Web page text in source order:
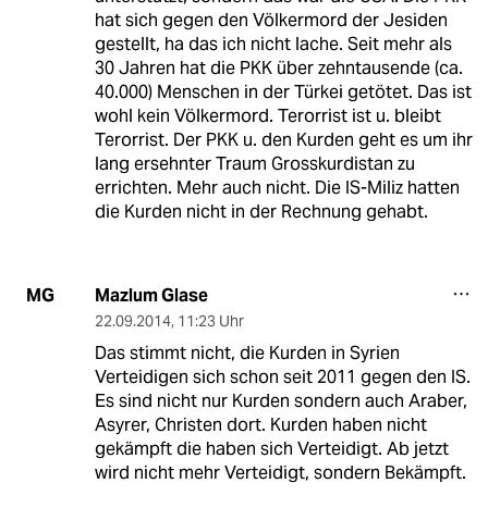
hat sich gegen den Völkermord der Jesiden
gestellt, ha das ich nicht lache. Seit mehr als
30 Jahren hat die PKK über zehntausende (ca.
40.000) Menschen in der Türkei getötet. Das ist
wohl kein Völkermord. Terorrist ist u. bleibt
Terorrist. Der PKK u. den Kurden geht es um ihr
lang ersehnter Traum Grosskurdistan zu
errichten. Mehr auch nicht. Die IS-Miliz hatten
die Kurden nicht in der Rechnung gehabt.
MG Mazlum Glase
22.09.2014, 11:23 Uhr
Das stimmt nicht, die Kurden in Syrien
Verteidigen sich schon seit 2011 gegen den IS.
Es sind nicht nur Kurden sondern auch Araber,
Asyrer, Christen dort. Kurden haben nicht
gekämpft die haben sich Verteidigt. Ab jetzt
wird nicht mehr Verteidigt, sondern Bekämpft.